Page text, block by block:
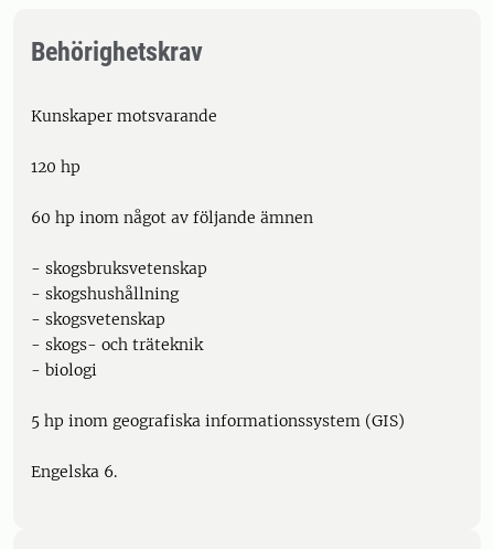
Behörighetskrav
Kunskaper motsvarande
120 hp
60 hp inom något av följande ämnen
- skogsbruksvetenskap
- skogshushållning
- skogsvetenskap
- skogs- och träteknik
- biologi
5 hp inom geografiska informationssystem (GIS)
Engelska 6.